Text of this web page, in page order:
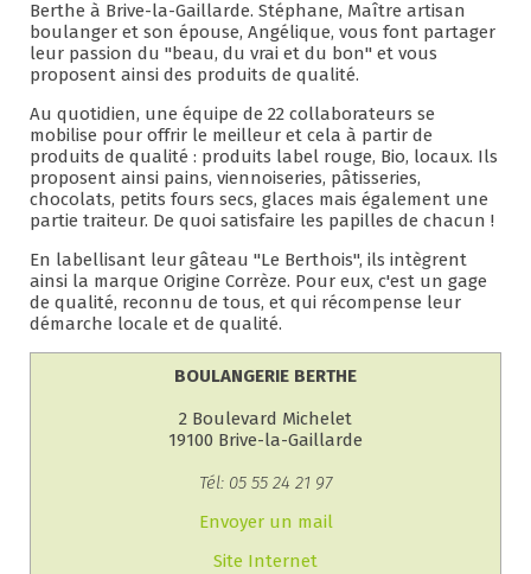
Berthe à Brive-la-Gaillarde. Stéphane, Maître artisan
boulanger et son épouse, Angélique, vous font partager
leur passion du "beau, du vrai et du bon" et vous
proposent ainsi des produits de qualité.
Au quotidien, une équipe de 22 collaborateurs se
mobilise pour offrir le meilleur et cela à partir de
produits de qualité : produits label rouge, Bio, locaux. Ils
proposent ainsi pains, viennoiseries, pâtisseries,
chocolats, petits fours secs, glaces mais également une
partie traiteur. De quoi satisfaire les papilles de chacun !
En labellisant leur gâteau "Le Berthois", ils intègrent
ainsi la marque Origine Corrèze. Pour eux, c'est un gage
de qualité, reconnu de tous, et qui récompense leur
démarche locale et de qualité.
BOULANGERIE BERTHE
2 Boulevard Michelet
19100 Brive-la-Gaillarde
Tél: 05 55 24 21 97
Envoyer un mail
Site Internet